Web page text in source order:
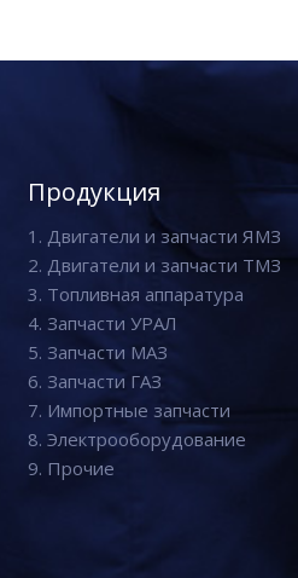
Продукция
1. Двигатели и запчасти ЯМЗ
2. Двигатели и запчасти ТМЗ
3. Топливная аппаратура
4. Запчасти УРАЛ
5. Запчасти МАЗ
6. Запчасти ГАЗ
7. Импортные запчасти
8. Электрооборудование
9. Прочие